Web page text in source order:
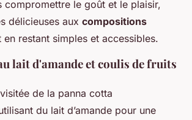
compromettre le goût et le plaisir,
délicieuses aux compositions
en restant simples et accessibles.
lait d'amande et coulis de fruits
de la panna cotta
du lait d’amande pour une